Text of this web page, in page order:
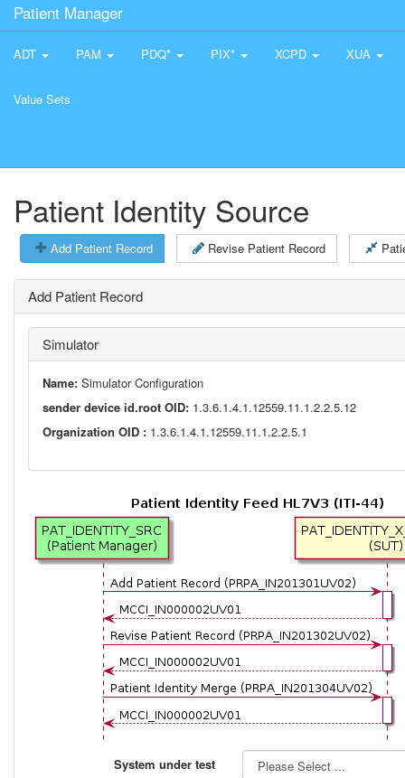
Patient Manager
ADT PAM PDQ* PIX* XCPD XUA
Value Sets
Patient Identity Source
Add Patient Record Revise Patient Record
Add Patient Record
Simulator
Name: Simulator Configuration
sender device id.root OID: 1.3.6.1.4.1.12559.11.1.2.2.5.12
Organization OID : 1.3.6.1.4.1.12559.11.1.2.2.5.1
System under test